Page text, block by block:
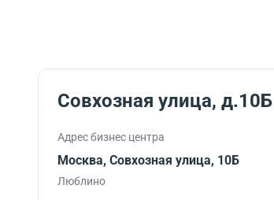
Совхозная улица, д.10Б
Адрес бизнес центра
Москва, Совхозная улица, 10Б
Люблино